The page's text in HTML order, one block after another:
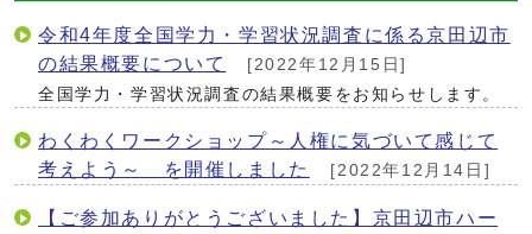
令和4年度全国学力・学習状況調査に係る京田辺市
の結果概要について
[2022年12月15日]
全国学力・学習状況調査の結果概要をお知らせします。
わくわくワークショップ～人権に気づいて感じて
考えよう～ を開催しました
[2022年12月14日]
【ご参加ありがとうございました】京田辺市ハー